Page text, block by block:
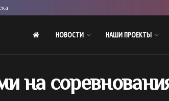
НОВОСТИ НАШИ ПРОЕКТЫ
на